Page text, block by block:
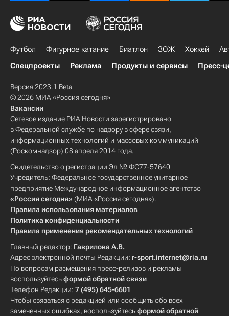
Футбол Фигурное катание Биатлон ЗОЖ Хоккей
Спецпроекты
Реклама Продукты и сервисы Пресс-
Версия 2023.1 Beta
© 2026 МИА «Россия сегодня»
Вакансии
Сетевое издание РИА Новости зарегистрировано
в Федеральной службе по надзору в сфере связи,
информационных технологий и массовых коммуникаций
(Роскомнадзор) 08 апреля 2014 года.
Свидетельство о регистрации Эл № ФС77-57640
Учредитель: Федеральное государственное унитарное
предприятие Международное информационное агентство
«Россия сегодня» (МИА «Россия сегодня»).
Правила использования материалов
Политика конфиденциальности
Правила применения рекомендательных технологий
Главный редактор: Гаврилова А.В.
Адрес электронной почты Редакции: r-sport.internet@ria.ru
По вопросам размещения пресс-релизов и рекламы
воспользуйтесьформой обратной связи
Телефон Редакции: 7 (495) 645-6601
Чтобы связаться с редакцией или сообщить обо всех
замеченных ошибках, воспользуйтесьформой обратной